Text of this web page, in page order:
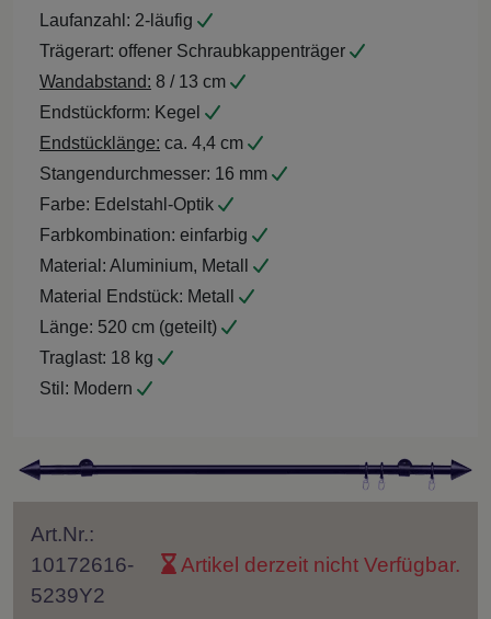
Laufanzahl: 2-läufig
Trägerart: offener Schraubkappenträger
Wandabstand: 8 / 13 cm
Endstückform: Kegel
Endstücklänge: ca. 4,4 cm
Stangendurchmesser: 16 mm
Farbe: Edelstahl-Optik
Farbkombination: einfarbig
Material: Aluminium, Metall
Material Endstück: Metall
Länge: 520 cm (geteilt)
Traglast: 18 kg
Stil: Modern
Art.Nr.:
10172616-
5239Y2
Artikel derzeit nicht Verfügbar.